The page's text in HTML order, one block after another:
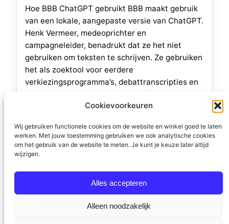
Cookievoorkeuren
Wij gebruiken functionele cookies om de website en winkel goed te laten
werken. Met jouw toestemming gebruiken we ook analytische cookies
om het gebruik van de website te meten. Je kunt je keuze later altijd
wijzigen.
Alles accepteren
Alleen noodzakelijk
Hoe BBB ChatGPT gebruikt BBB maakt gebruik
van een lokale, aangepaste versie van ChatGPT.
Henk Vermeer, medeoprichter en
campagneleider, benadrukt dat ze het niet
gebruiken om teksten te schrijven. Ze gebruiken
het als zoektool voor eerdere
verkiezingsprogramma’s, debattranscripties en
andere documenten. BBB’s Speciale ChatGPT
Bart Luttels, maker van de BBB-variant van
12 augustus 2023